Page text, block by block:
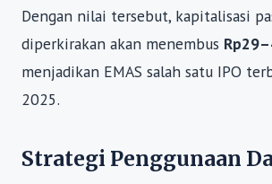
Dengan nilai tersebut, kapitalisasi
diperkirakan akan menembus
menjadikan EMAS salah satu IPO
2025.
Strategi Penggunaan